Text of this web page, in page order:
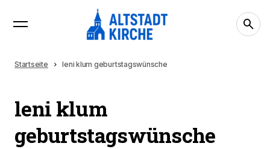
Startseite leni klum geburtstagswünsche
leni klum
geburtstagswünsche